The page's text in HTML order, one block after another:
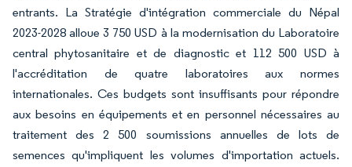
entrants. La Stratégie d'intégration commerciale du Népal
2023-2028 alloue 3 750 USD à la modernisation du Laboratoire
central phytosanitaire et de diagnostic et 112 500 USD à
l'accréditation de quatre laboratoires aux normes
internationales. Ces budgets sont insuffisants pour répondre
aux besoins en équipements et en personnel nécessaires au
traitement des 2 500 soumissions annuelles de lots de
semences qu'impliquent les volumes d'importation actuels.